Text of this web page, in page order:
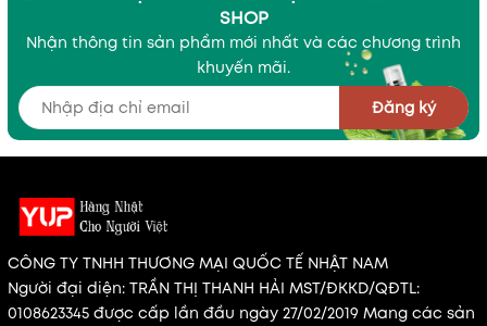
SHOP
Nhận thông tin sản phẩm mới nhất và các chương trình
khuyến mãi.
Đăng ký
CÔNG TY TNHH THƯƠNG MẠI QUỐC TẾ NHẬT NAM
Người đại diện: TRẦN THỊ THANH HẢI MST/ĐKKD/QĐTL:
0108623345 được cấp lần đầu ngày 27/02/2019 Mang các sản